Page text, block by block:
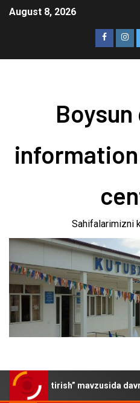
August 8, 2026
Sahifalarimizni
mavzusida davra suhbati